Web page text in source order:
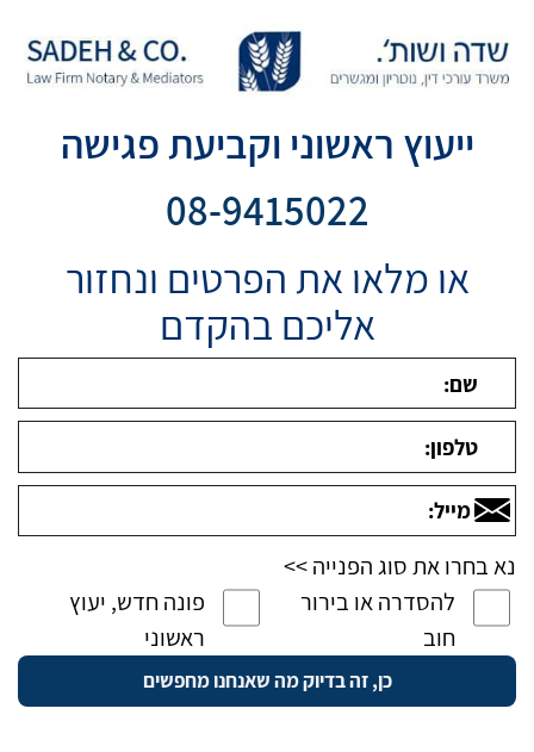
ייעוץ ראשוני וקביעת פגישה
08-9415022
או מלאו את הפרטים ונחזור
אליכם בהקדם
נא בחרו את סוג הפנייה >>
להסדרה או בירור
חוב
פונה חדש, יעוץ
ראשוני